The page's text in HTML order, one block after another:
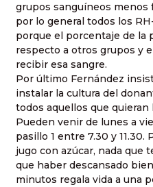
grupos sanguíneos menos
por lo general todos los
porque el porcentaje de la
respecto a otros grupos y
recibir esa sangre.
Por último Fernández
instalar la cultura del
todos aquellos que
Pueden venir de lunes a
pasillo 1 entre 7.30 y
jugo con azúcar, nada que
que haber descansado
minutos regala vida a una